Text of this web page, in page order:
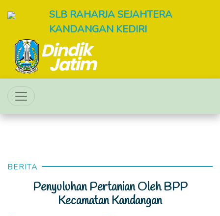
SLB RAHARJA SEJAHTERA
KANDANGAN KEDIRI
BERITA
Penyuluhan Pertanian Oleh BPP
Kecamatan Kandangan